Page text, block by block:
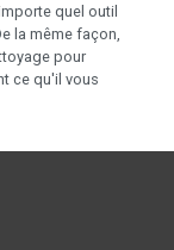
quel outil
la même façon,
pour
ce qu'il vous